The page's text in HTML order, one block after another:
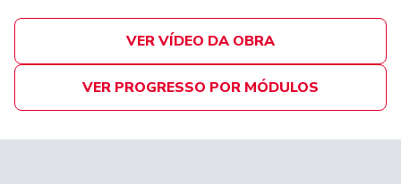
VER VÍDEO DA OBRA
VER PROGRESSO POR MÓDULOS